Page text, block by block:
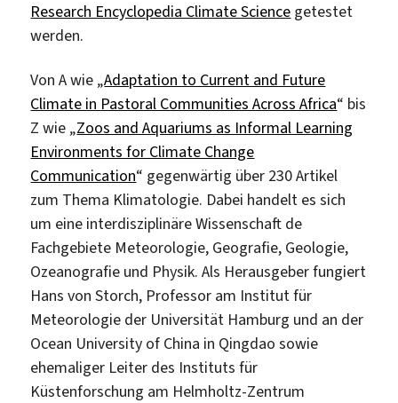
Research Encyclopedia Climate Science getestet
werden.
Von A wie „Adaptation to Current and Future
Climate in Pastoral Communities Across Africa“ bis
Z wie „Zoos and Aquariums as Informal Learning
Environments for Climate Change
Communication“ gegenwärtig über 230 Artikel
zum Thema Klimatologie. Dabei handelt es sich
um eine interdisziplinäre Wissenschaft de
Fachgebiete Meteorologie, Geografie, Geologie,
Ozeanografie und Physik. Als Herausgeber fungiert
Hans von Storch, Professor am Institut für
Meteorologie der Universität Hamburg und an der
Ocean University of China in Qingdao sowie
ehemaliger Leiter des Instituts für
Küstenforschung am Helmholtz-Zentrum